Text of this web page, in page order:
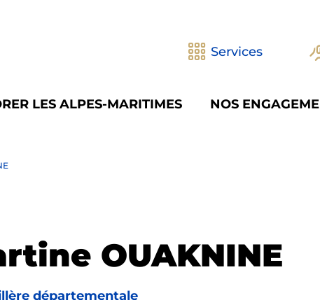
Services
LES ALPES-MARITIMES NOS
OUAKNINE
départementale